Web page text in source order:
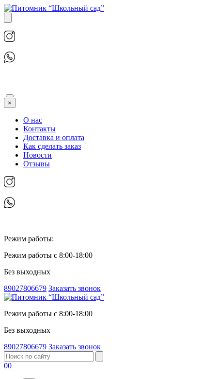
×
О нас
Контакты
Доставка и оплата
Как сделать заказ
Новости
Отзывы
Режим работы:
Режим работы с 8:00-18:00
Без выходных
89027806679 Заказать звонок
Режим работы с 8:00-18:00
Без выходных
89027806679 Заказать звонок
00